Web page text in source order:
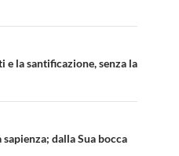
la santificazione, senza la
dalla Sua bocca